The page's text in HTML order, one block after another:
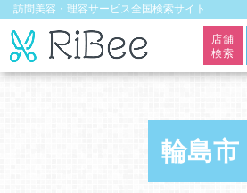
訪問美容・理容サービス全国検索サイト
店舗
検索
輪島市